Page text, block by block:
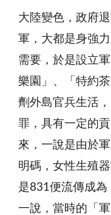
大陸變色，政府
軍，大都是身強
需要，於是設立
樂園」、「特約
劑外島官兵生活
罪，具有一定的
來，一說是由於
明碼，女性生殖
是831便流傳成
一說，當時的「